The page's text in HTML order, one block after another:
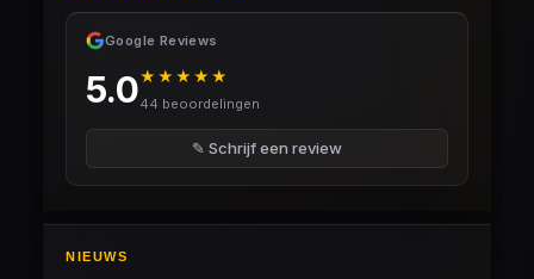
Google Reviews
5.0★★★★★
44 beoordelingen
✎ Schrijf een review
NIEUWS